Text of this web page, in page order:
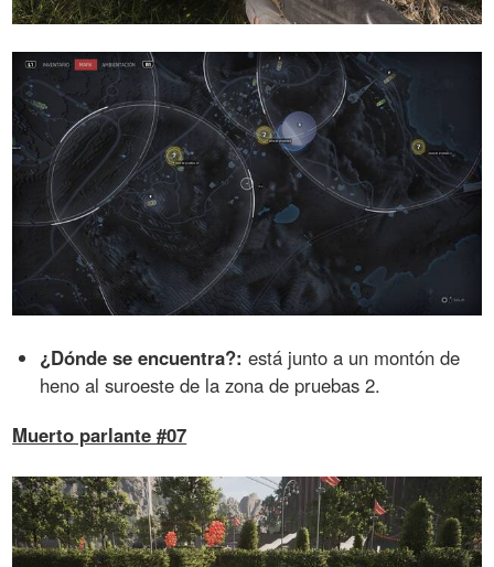
¿Dónde se encuentra?: está junto a un montón de
heno al suroeste de la zona de pruebas 2.
Muerto parlante #07